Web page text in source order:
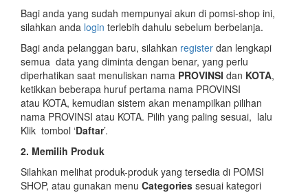
Bagi anda yang sudah mempunyai akun di pomsi-shop ini,
silahkan anda login terlebih dahulu sebelum berbelanja.
Bagi anda pelanggan baru, silahkan register dan lengkapi
semua data yang diminta dengan benar, yang perlu
diperhatikan saat menuliskan nama PROVINSI dan KOTA,
ketikkan beberapa huruf pertama nama PROVINSI
atau KOTA, kemudian sistem akan menampilkan pilihan
nama PROVINSI atau KOTA. Pilih yang paling sesuai, lalu
Klik tombol ‘Daftar’.
2. Memilih Produk
Silahkan melihat produk-produk yang tersedia di POMSI
SHOP, atau gunakan menu Categories sesuai kategori